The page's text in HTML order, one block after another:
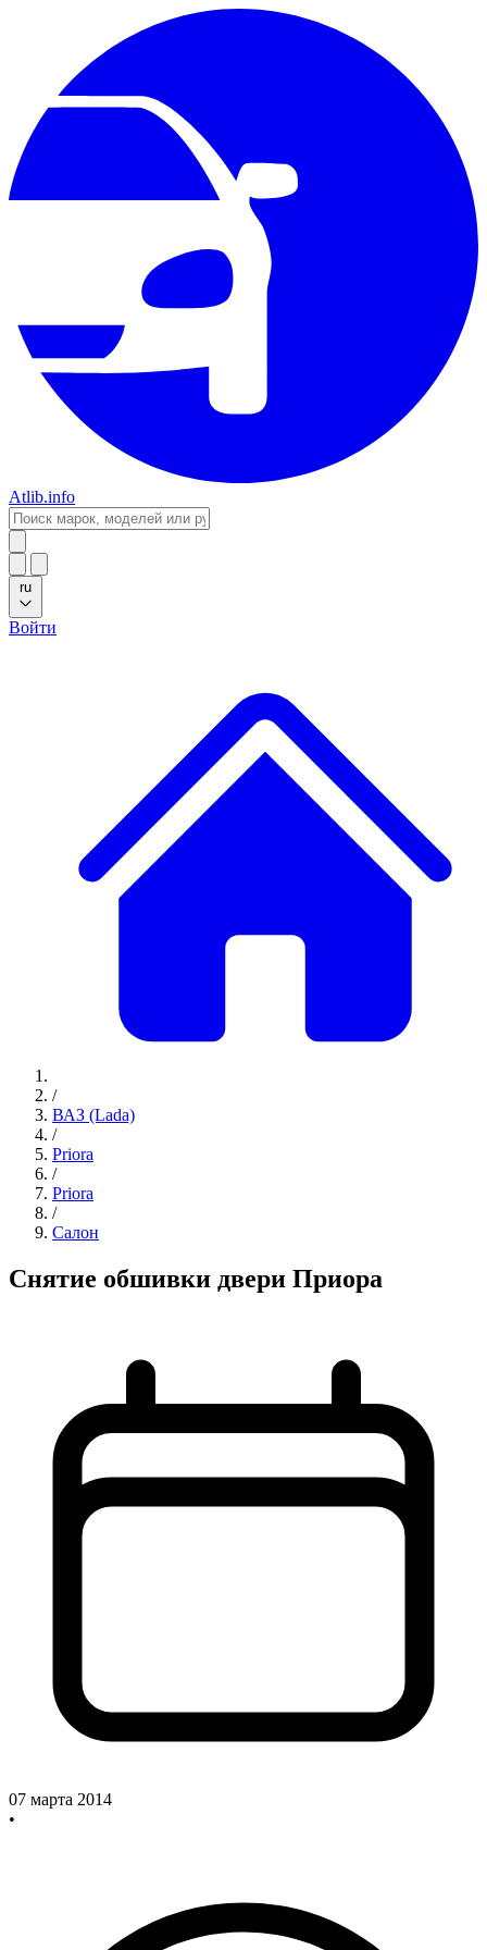
Atlib.info
ru
Войти
/
ВАЗ (Lada)
/
Priora
/
Priora
/
Салон
Снятие обшивки двери Приора
07 марта 2014
•